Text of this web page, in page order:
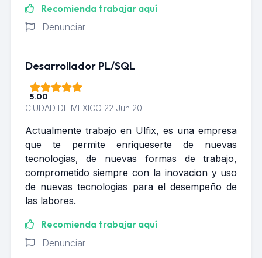
Recomienda trabajar aquí
Denunciar
Desarrollador PL/SQL
5.00
CIUDAD DE MEXICO 22 Jun 20
Actualmente trabajo en Ulfix, es una empresa
que te permite enriqueserte de nuevas
tecnologias, de nuevas formas de trabajo,
comprometido siempre con la inovacion y uso
de nuevas tecnologias para el desempeño de
las labores.
Recomienda trabajar aquí
Denunciar